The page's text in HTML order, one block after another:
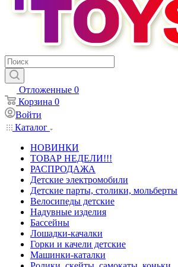
Отложенные 0
Корзина 0
Войти
Каталог
НОВИНКИ
ТОВАР НЕДЕЛИ!!!
РАСПРОДАЖА
Детские электромобили
Детские парты, столики, мольберты
Велосипеды детские
Надувные изделия
Бассейны
Лошадки-качалки
Горки и качели детские
Машинки-каталки